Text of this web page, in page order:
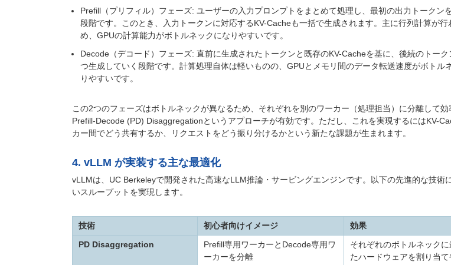
Prefill（プリフィル）フェーズ: ユーザーの入力プロンプトをまとめて処理し、最初の出力トークン
段階です。このとき、入力トークンに対応するKV-Cacheも一括で生成されます。主に行列計算が行
め、GPUの計算能力がボトルネックになりやすいです。
Decode（デコード）フェーズ: 直前に生成されたトークンと既存のKV-Cacheを基に、後続のトー
つ生成していく段階です。計算処理自体は軽いものの、GPUとメモリ間のデータ転送速度がボトル
りやすいです。
この2つのフェーズはボトルネックが異なるため、それぞれを別のワーカー（処理担当）に分離して効
Prefill-Decode (PD) Disaggregationというアプローチが有効です。ただし、これを実現するにはKV-
カー間でどう共有するか、リクエストをどう振り分けるかという新たな課題が生まれます。
4. vLLM が実装する主な最適化
vLLMは、UC Berkeleyで開発された高速なLLM推論・サービングエンジンです。以下の先進的な技術
いスループットを実現します。
技術 初心者向けイメージ
効果
PD Disaggregation
Prefill専用ワーカーとDecode専用ワ
ーカーを分離
それぞれのボトルネックに
たハードウェアを割り当